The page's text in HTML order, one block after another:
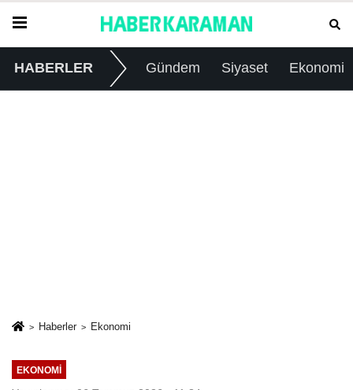
HABERLER Gündem Siyaset Ekonomi
Haberler Ekonomi
EKONOMI